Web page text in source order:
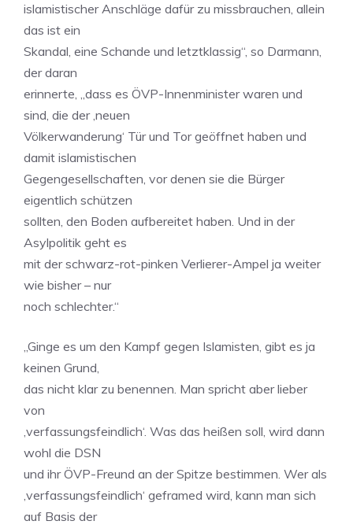
islamistischer Anschläge dafür zu missbrauchen, allein
das ist ein
Skandal, eine Schande und letztklassig“, so Darmann,
der daran
erinnerte, „dass es ÖVP-Innenminister waren und
sind, die der ‚neuen
Völkerwanderung‘ Tür und Tor geöffnet haben und
damit islamistischen
Gegengesellschaften, vor denen sie die Bürger
eigentlich schützen
sollten, den Boden aufbereitet haben. Und in der
Asylpolitik geht es
mit der schwarz-rot-pinken Verlierer-Ampel ja weiter
wie bisher – nur
noch schlechter.“
„Ginge es um den Kampf gegen Islamisten, gibt es ja
keinen Grund,
das nicht klar zu benennen. Man spricht aber lieber
von
‚verfassungsfeindlich‘. Was das heißen soll, wird dann
wohl die DSN
und ihr ÖVP-Freund an der Spitze bestimmen. Wer als
‚verfassungsfeindlich‘ geframed wird, kann man sich
auf Basis der